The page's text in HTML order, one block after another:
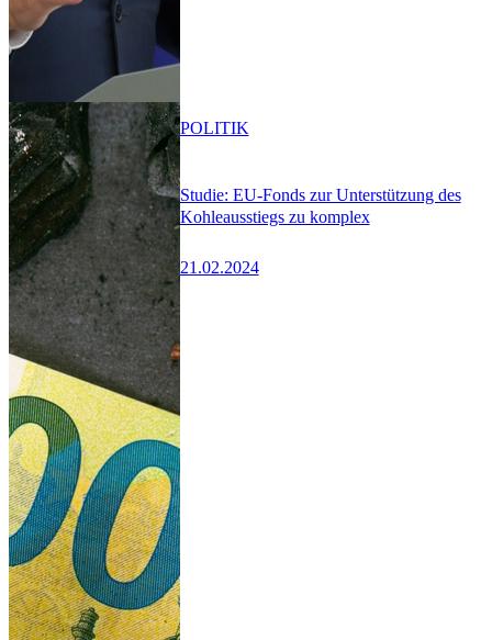
Studie: EU-Fonds zur Unterstützung des
Kohleausstiegs zu komplex
21.02.2024
POLITIK